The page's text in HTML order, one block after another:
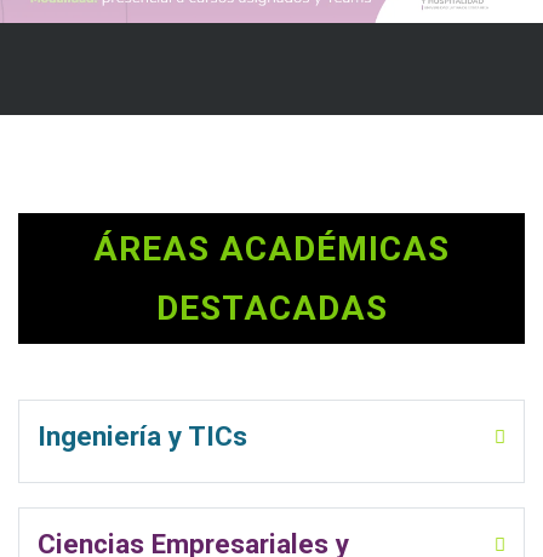
ÁREAS ACADÉMICAS
DESTACADAS
Ingeniería y TICs
Ciencias Empresariales y